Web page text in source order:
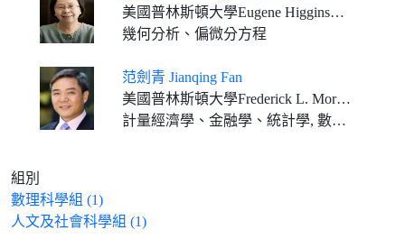
美國普林斯頓大學Eugene Higgins數學講座教授
幾何分析、偏微分方程
范劍青 Jianqing Fan
美國普林斯頓大學Frederick L. More金融學講座教授
計量經濟學、金融學、統計學, 數據科學, 人工智慧
組別
數理科學組 (1)
人文及社會科學組 (1)